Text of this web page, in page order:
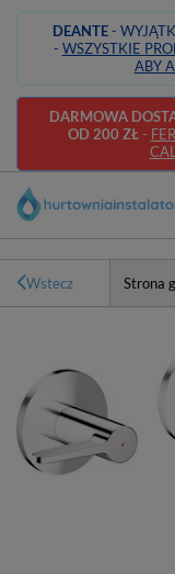
DEANTE-
- WSZYSTKIE
ABY
DARMOWA
OD 200 ZŁ-
Wstecz Strona